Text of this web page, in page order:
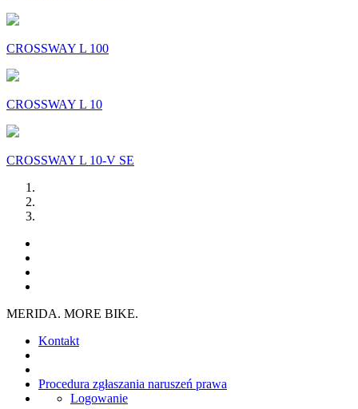
CROSSWAY L 100
CROSSWAY L 10
CROSSWAY L 10-V SE
MERIDA. MORE BIKE.
Kontakt
Procedura zgłaszania naruszeń prawa
Logowanie